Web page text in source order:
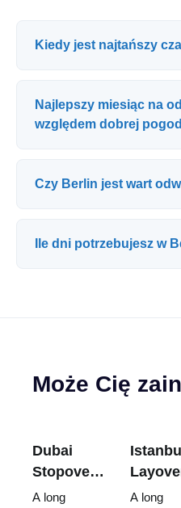
Kiedy jest najtańszy
Najlepszy miesiąc na
względem dobrej
Czy Berlin jest wart
Ile dni potrzebujesz w
Może Cię
Dubai
Stopover
Guide:
A long
Guide:
A long